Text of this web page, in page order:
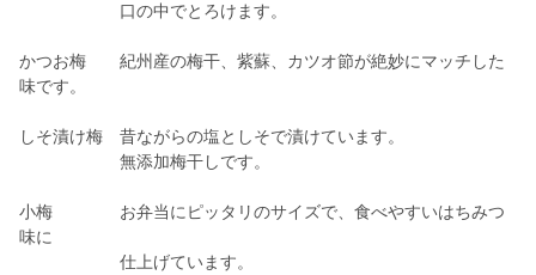
口の中でとろけます。
かつお梅 紀州産の梅干、紫蘇、カツオ節が絶妙にマッチした
味です。
しそ漬け梅 昔ながらの塩としそで漬けています。
無添加梅干しです。
小梅 お弁当にピッタリのサイズで、食べやすいはちみつ
味に
仕上げています。